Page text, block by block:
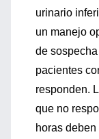
urinario
un manejo
de
pacientes
responden.
que no
horas